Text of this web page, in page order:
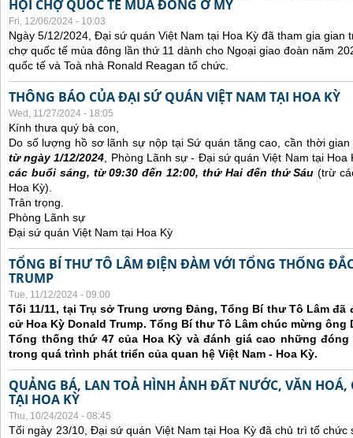
HỘI CHỢ QUỐC TẾ MÙA ĐÔNG Ở MỸ
Fri, 12/06/2024 - 10:03
Ngày 5/12/2024, Đại sứ quán Việt Nam tại Hoa Kỳ đã tham gia gian
chợ quốc tế mùa đông lần thứ 11 dành cho Ngoại giao đoàn năm
quốc tế và Toà nhà Ronald Reagan tổ chức.
THÔNG BÁO CỦA ĐẠI SỨ QUÁN VIỆT NAM TẠI HOA KỲ
Wed, 11/27/2024 - 18:05
Kính thưa quý bà con,
Do số lượng hồ sơ lãnh sự nộp tại Sứ quán tăng cao, cần thời
từ ngày 1/12/2024 , Phòng Lãnh sự - Đại sứ quán Việt Nam tại
các buổi sáng, từ 09:30 đến 12:00, thứ Hai đến thứ Sáu (trừ
Hoa Kỳ).
Trân trọng.
Phòng Lãnh sự
Đại sứ quán Việt Nam tại Hoa Kỳ
TỔNG BÍ THƯ TÔ LÂM ĐIỆN ĐÀM VỚI TỔNG THỐNG
TRUMP
Tue, 11/12/2024 - 09:00
Tối 11/11, tại Trụ sở Trung ương Đảng, Tổng Bí thư Tô Lâm
cử Hoa Kỳ Donald Trump. Tổng Bí thư Tô Lâm chúc mừng ông
Tổng thống thứ 47 của Hoa Kỳ và đánh giá cao những
trong quá trình phát triển của quan hệ Việt Nam - Hoa Kỳ.
QUẢNG BÁ, LAN TOẢ HÌNH ẢNH ĐẤT NƯỚC, VĂN HOÁ,
TẠI HOA KỲ
Thu, 10/24/2024 - 08:45
Tối ngày 23/10, Đại sứ quán Việt Nam tại Hoa Kỳ đã chủ trì tổ